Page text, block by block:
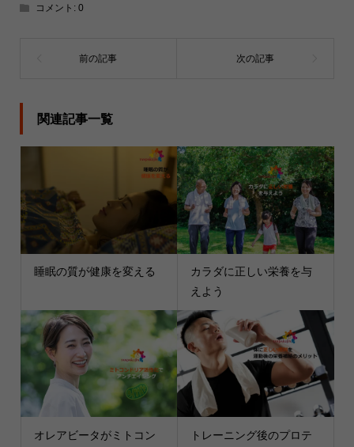
コメント: 0
関連記事一覧
睡眠の質が健康を変える
カラダに正しい栄養を与
えよう
オレアビータがミトコン
トレーニング後のプロテ